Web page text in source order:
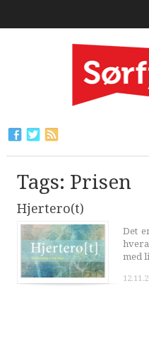
Tags: Prisen
Hjertero(t)
Det
med